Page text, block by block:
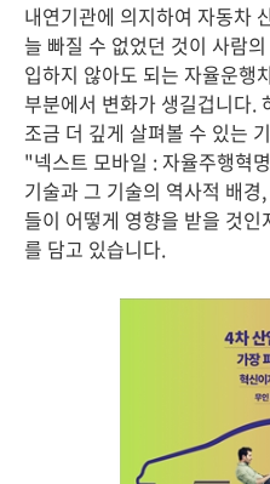
내연기관에 의지하여 자동차
늘 빠질 수 없었던 것이 사람
입하지 않아도 되는 자율운행
부분에서 변화가 생길겁니다.
조금 더 깊게 살펴볼 수 있는
"넥스트 모바일 : 자율주행혁
기술과 그 기술의 역사적 배
들이 어떻게 영향을 받을 것
를 담고 있습니다.